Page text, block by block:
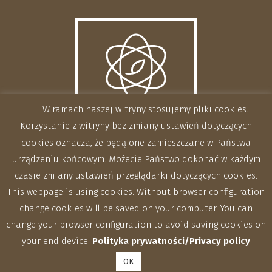
W ramach naszej witryny stosujemy pliki cookies.
Korzystanie z witryny bez zmiany ustawień dotyczących
cookies oznacza, że będą one zamieszczane w Państwa
urządzeniu końcowym. Możecie Państwo dokonać w każdym
czasie zmiany ustawień przeglądarki dotyczących cookies.
This webpage is using cookies. Without browser configuration
change cookies will be saved on your computer. You can
change your browser configuration to avoid saving cookies on
your end device. Polityka prywatności/Privacy policy
OK